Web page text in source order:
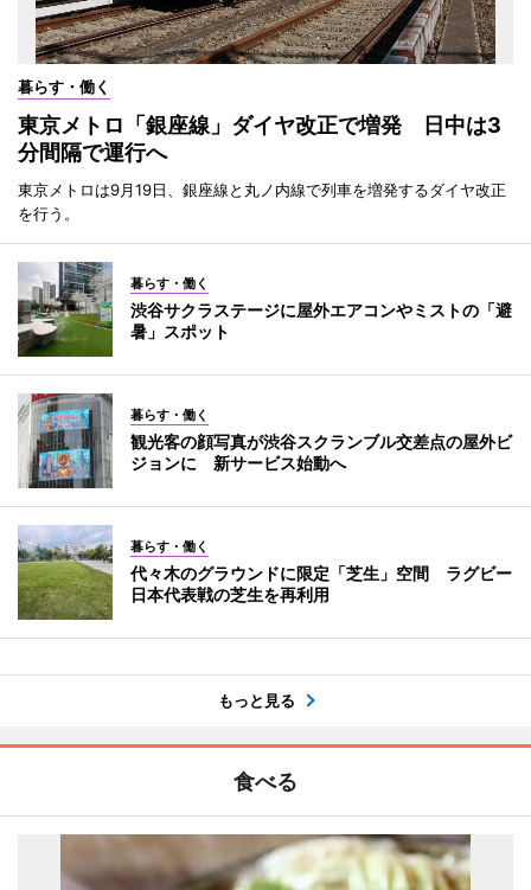
暮らす・働く
東京メトロ「銀座線」ダイヤ改正で増発 日中は3
分間隔で運行へ
東京メトロは9月19日、銀座線と丸ノ内線で列車を増発するダイヤ改正
を行う。
暮らす・働く
渋谷サクラステージに屋外エアコンやミストの「避
暑」スポット
暮らす・働く
観光客の顔写真が渋谷スクランブル交差点の屋外ビ
ジョンに 新サービス始動へ
暮らす・働く
代々木のグラウンドに限定「芝生」空間 ラグビー
日本代表戦の芝生を再利用
もっと見る
食べる